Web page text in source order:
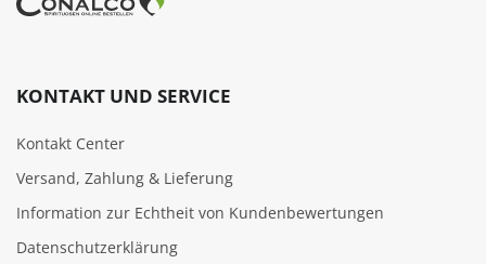
KONTAKT UND SERVICE
Kontakt Center
Versand, Zahlung & Lieferung
Information zur Echtheit von Kundenbewertungen
Datenschutzerklärung